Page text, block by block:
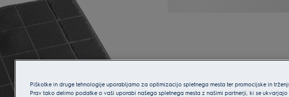
Piškotke in druge tehnologije uporabljamo za optimizacijo spletnega mesta ter promocijske in
Prav tako delimo podatke o vaši uporabi našega spletnega mesta z našimi partnerji, ki se ukvarjajo